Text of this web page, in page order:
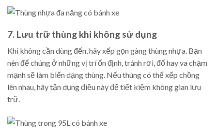
7. Lưu trữ thùng khi không sử dụng
Khi không cần dùng đến, hãy xếp gọn gàng thùng nhựa. Bạn
nên để chúng ở những vị trí ổn định, tránh rơi, đổ hay va chạm
mạnh sẽ làm biến dạng thùng. Nếu thùng có thể xếp chồng
lên nhau, hãy tận dụng điều này để tiết kiệm không gian lưu
trữ.